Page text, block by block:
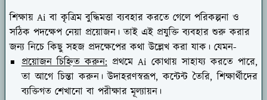
শিক্ষায় Ai বা কৃত্রিম বুদ্ধিমত্তা ব্যবহার করতে গেলে পরিকল্পনা ও
সঠিক পদক্ষেপ নেয়া প্রয়োজন। তাই এই প্রযুক্তি ব্যবহার শুরু করার
জন্য নিচে কিছু সহজ প্রদক্ষেপের কথা উল্লেখ করা যাক। যেমন-
প্রয়োজন চিহ্নিত করুন: প্রথমে Ai কোথায় সাহায্য করতে পারে,
তা আগে চিন্তা করুন। উদাহরণস্বরূপ, কন্টেন্ট তৈরি, শিক্ষার্থীদের
ব্যক্তিগত শেখানো বা পরীক্ষার মূল্যায়ন।